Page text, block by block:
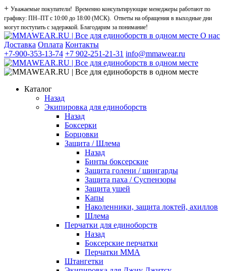
+ Уважаемые покупатели! Временно консультирующие менеджеры работают по
графику: ПН–ПТ с 10:00 до 18:00 (МСК). Ответы на обращения в выходные дни
могут поступать с задержкой. Благодарим за понимание!
О нас
Доставка Оплата Контакты
+7-900-353-13-74 +7 902-251-21-31 info@mmawear.ru
Каталог
Назад
Экипировка для единоборств
Назад
Боксерки
Борцовки
Защита / Шлема
Назад
Бинты боксерские
Защита голени / шингарды
Защита паха / Суспензоры
Защита ушей
Капы
Наколенники, защита локтей, ахиллов
Шлема
Перчатки для единоборств
Назад
Боксерские перчатки
Перчатки ММА
Штангетки